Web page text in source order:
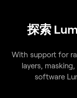
探索
With support for
layers,
software